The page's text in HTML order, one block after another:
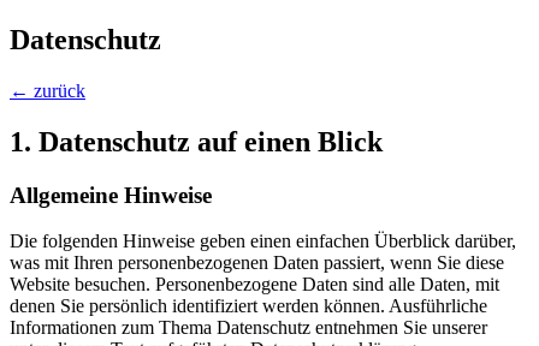
Datenschutz
← zurück
1. Datenschutz auf einen Blick
Allgemeine Hinweise
Die folgenden Hinweise geben einen einfachen Überblick darüber,
was mit Ihren personenbezogenen Daten passiert, wenn Sie diese
Website besuchen. Personenbezogene Daten sind alle Daten, mit
denen Sie persönlich identifiziert werden können. Ausführliche
Informationen zum Thema Datenschutz entnehmen Sie unserer